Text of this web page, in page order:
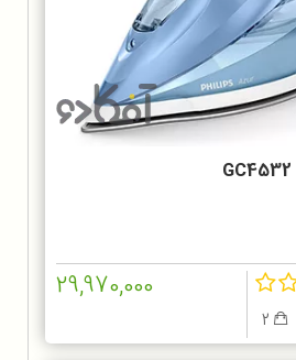
29,970,000